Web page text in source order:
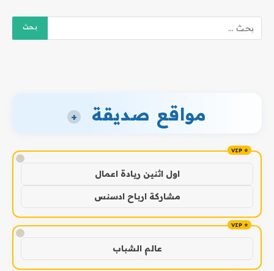
مواقع صديقة +
!
اول اثنين ريادة اعمال
مشاركة ارباح ادسنس
!
عالم الشباب